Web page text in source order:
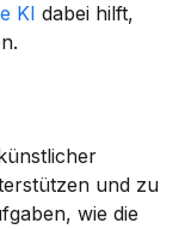
KI dabei hilft,
und zu
wie die